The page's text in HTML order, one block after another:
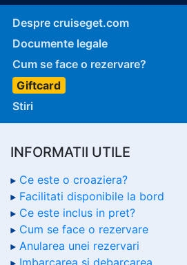
Despre cruiseget.com
Documente legale
Cum se face o rezervare?
Giftcard
Stiri
INFORMATII UTILE
Ce este o croaziera?
Facilitati disponibile la bord
Ce este inclus in pret?
Cum se face o rezervare
Anularea unei rezervari